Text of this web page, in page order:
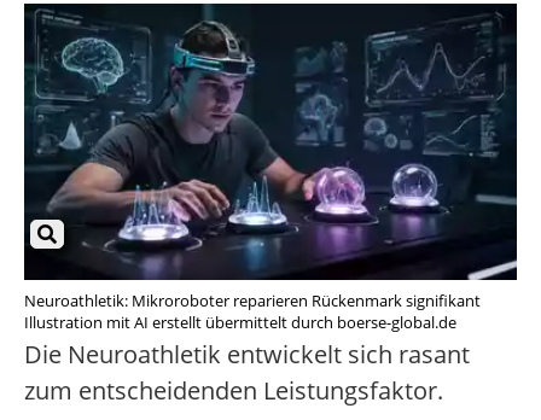
Neuroathletik: Mikroroboter reparieren Rückenmark signifikant
Illustration mit AI erstellt übermittelt durch boerse-global.de
Die Neuroathletik entwickelt sich rasant
zum entscheidenden Leistungsfaktor.